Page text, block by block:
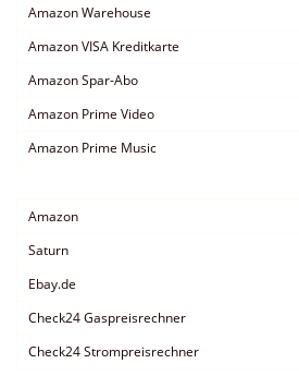
Amazon Warehouse
Amazon VISA Kreditkarte
Amazon Spar-Abo
Amazon Prime Video
Amazon Prime Music
Amazon
Saturn
Ebay.de
Check24 Gaspreisrechner
Check24 Strompreisrechner